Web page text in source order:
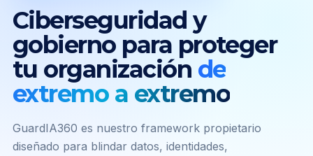
Ciberseguridad y
gobierno para proteger
tu organización de
extremo a extremo
GuardIA360 es nuestro framework propietario
diseñado para blindar datos, identidades,